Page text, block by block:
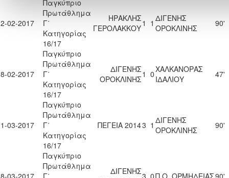
02-2017
Παγκύπριο
Πρωτάθλημα
Γ΄
Κατηγορίας
16/17
ΗΡΑΚΛΗΣ
ΓΕΡΟΛΑΚΚΟΥ1 1 ΔΙΓΕΝΗΣ
ΟΡΟΚΛΙΝΗΣ
90'
02-2017
Παγκύπριο
Πρωτάθλημα
Γ΄
Κατηγορίας
16/17
ΔΙΓΕΝΗΣ
ΟΡΟΚΛΙΝΗΣ1 0ΧΑΛΚΑΝΟΡΑΣ
ΙΔΑΛΙΟΥ
47'
03-2017
Παγκύπριο
Πρωτάθλημα
Γ΄
Κατηγορίας
16/17
ΠΕΓΕΙΑ 20143 1 ΔΙΓΕΝΗΣ
ΟΡΟΚΛΙΝΗΣ
90'
03-2017
Παγκύπριο
Πρωτάθλημα
Γ΄
ΔΙΓΕΝΗΣ3 0Π.Ο. ΟΡΜΗΔΕΙΑΣ90'